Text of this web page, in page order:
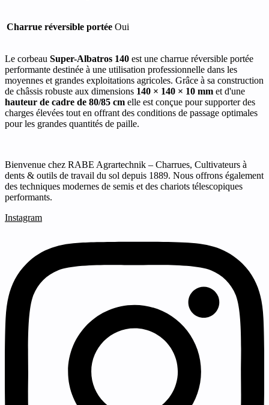
Charrue réversible portée Oui
Le corbeau Super-Albatros 140 est une charrue réversible portée
performante destinée à une utilisation professionnelle dans les
moyennes et grandes exploitations agricoles. Grâce à sa construction
de châssis robuste aux dimensions 140 × 140 × 10 mm et d'une
hauteur de cadre de 80/85 cm elle est conçue pour supporter des
charges élevées tout en offrant des conditions de passage optimales
pour les grandes quantités de paille.
Bienvenue chez RABE Agrartechnik – Charrues, Cultivateurs à
dents & outils de travail du sol depuis 1889. Nous offrons également
des techniques modernes de semis et des chariots télescopiques
performants.
Instagram